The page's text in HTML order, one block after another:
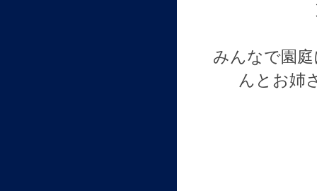
みんなで園
んとお姉